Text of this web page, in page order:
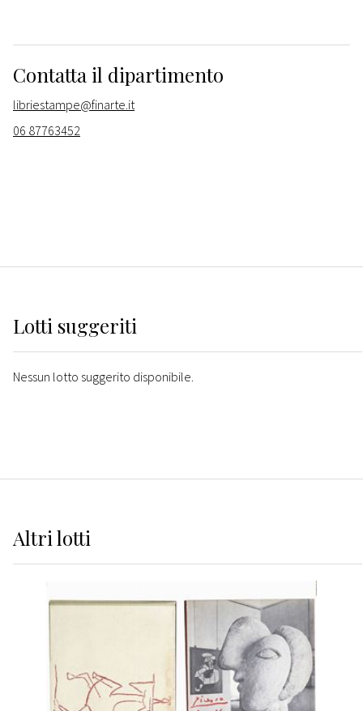
Contatta il dipartimento
libriestampe@finarte.it
06 87763452
Lotti suggeriti
Nessun lotto suggerito disponibile.
Altrilotti